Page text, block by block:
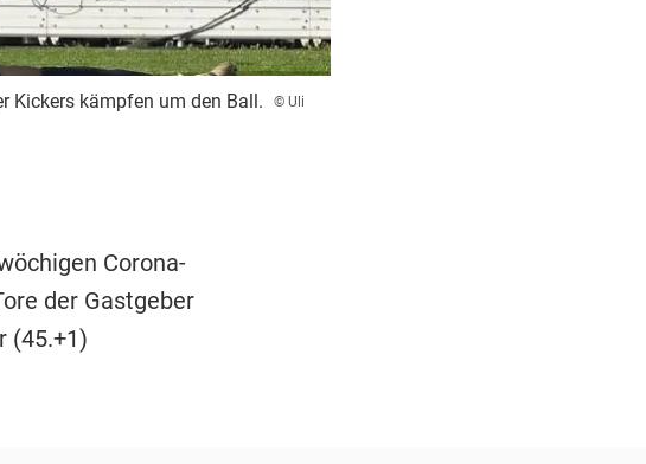
Kickers kämpfen um den Ball.
© Uli
Corona-
der Gastgeber
(45.+1)